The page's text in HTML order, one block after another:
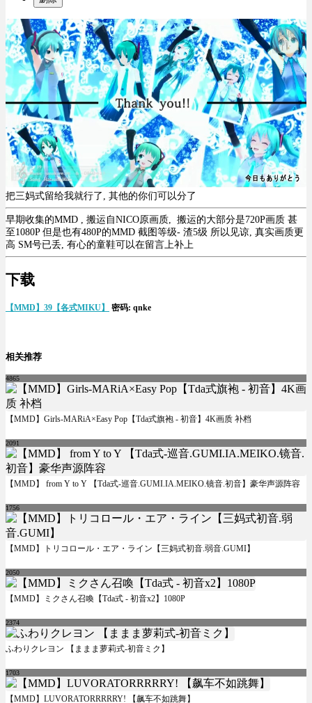
把三妈式留给我就行了, 其他的你们可以分了
早期收集的MMD , 搬运自NICO原画质, 搬运的大部分是720P画质 甚
至1080P 但是也有480P的MMD 截图等级- 渣5级 所以见谅, 真实画质更
高 SM号已丢, 有心的童鞋可以在留言上补上
下载
【MMD】39【各式MIKU】 密码: qnke
相关推荐
4865
【MMD】Girls-MARiA×Easy Pop【Tda式旗袍 - 初音】4K画质 补档
2091
【MMD】 from Y to Y 【Tda式-巡音.GUMI.IA.MEIKO.镜音.初音】豪华声源阵容
1756
【MMD】トリコロール・エア・ライン【三妈式初音.弱音.GUMI】
2050
【MMD】ミクさん召喚【Tda式 - 初音x2】1080P
2374
ふわりクレヨン 【ままま萝莉式-初音ミク】
1703
【MMD】LUVORATORRRRRY! 【飙车不如跳舞】